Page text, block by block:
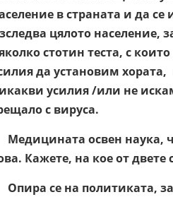
в страната и да
цялото население,
стотин теста, с
да установим
усилия /или не
с вируса.
освен наука,
Кажете, на кое от двете
се на политиката,